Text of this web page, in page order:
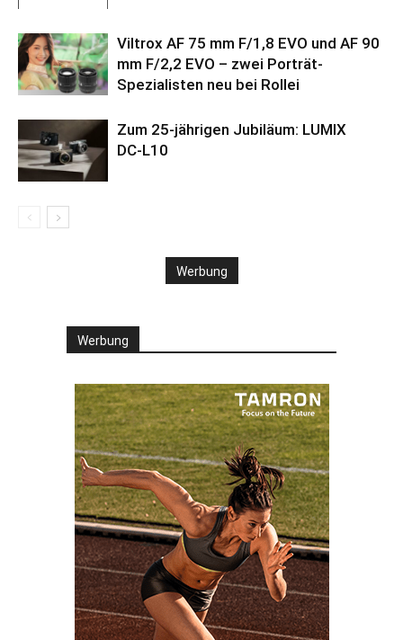
Viltrox AF 75 mm F/1,8 EVO und AF 90
mm F/2,2 EVO – zwei Porträt-
Spezialisten neu bei Rollei
Zum 25-jährigen Jubiläum: LUMIX
DC‑L10
Werbung
Werbung